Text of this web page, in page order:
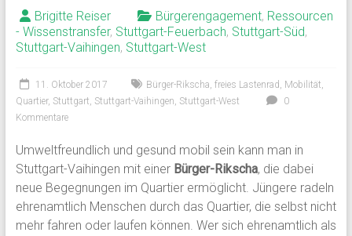
Brigitte Reiser Bürgerengagement, Ressourcen
- Wissenstransfer, Stuttgart-Feuerbach, Stuttgart-Süd,
Stuttgart-Vaihingen, Stuttgart-West
11. Oktober 2017 Bürger-Rikscha, freies Lastenrad , Mobilität,
Quartier, Stuttgart, Stuttgart-Vaihingen, Stuttgart-West
0
Kommentare
Umweltfreundlich und gesund mobil sein kann man in
Stuttgart-Vaihingen mit einer Bürger-Rikscha, die dabei
neue Begegnungen im Quartier ermöglicht. Jüngere radeln
ehrenamtlich Menschen durch das Quartier, die selbst nicht
mehr fahren oder laufen können. Wer sich ehrenamtlich als